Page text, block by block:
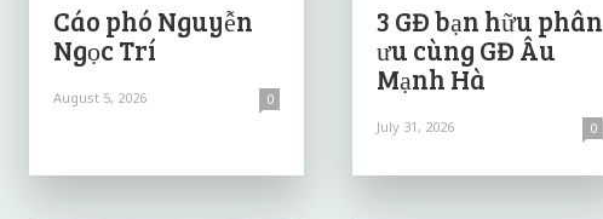
Cáo phó Nguyễn
Ngọc Trí
August 5, 2026 0
3 GĐ bạn hữu phân
ưu cùng GĐ Âu
Mạnh Hà
July 31, 2026 0